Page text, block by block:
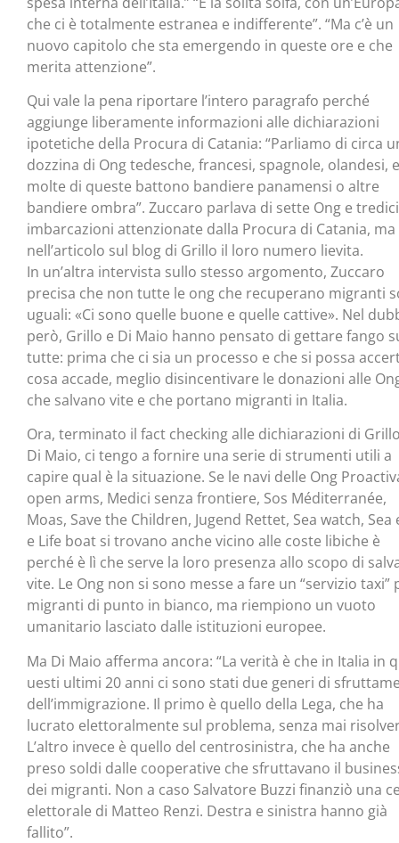
che ci è totalmente estranea e indifferente”. “Ma c’è un
nuovo capitolo che sta emergendo in queste ore e che
merita attenzione”.
Qui vale la pena riportare l’intero paragrafo perché
aggiunge liberamente informazioni alle dichiarazioni
ipotetiche della Procura di Catania: “Parliamo di circa
dozzina di Ong tedesche, francesi, spagnole, olandesi, e
molte di queste battono bandiere panamensi o altre
bandiere ombra”. Zuccaro parlava di sette Ong e tredici
imbarcazioni attenzionate dalla Procura di Catania, ma
nell’articolo sul blog di Grillo il loro numero lievita.
In un’altra intervista sullo stesso argomento, Zuccaro
precisa che non tutte le ong che recuperano migranti
uguali: «Ci sono quelle buone e quelle cattive». Nel
però, Grillo e Di Maio hanno pensato di gettare fango
tutte: prima che ci sia un processo e che si possa
cosa accade, meglio disincentivare le donazioni alle
che salvano vite e che portano migranti in Italia.
Ora, terminato il fact checking alle dichiarazioni di
Di Maio, ci tengo a fornire una serie di strumenti utili a
capire qual è la situazione. Se le navi delle Ong
open arms, Medici senza frontiere, Sos Méditerranée,
Moas, Save the Children, Jugend Rettet, Sea watch, Sea
e Life boat si trovano anche vicino alle coste libiche è
perché è lì che serve la loro presenza allo scopo di
vite. Le Ong non si sono messe a fare un “servizio taxi”
migranti di punto in bianco, ma riempiono un vuoto
umanitario lasciato dalle istituzioni europee.
Ma Di Maio afferma ancora: “La verità è che in Italia in q
uesti ultimi 20 anni ci sono stati due generi di
dell’immigrazione. Il primo è quello della Lega, che ha
lucrato elettoralmente sul problema, senza mai
L’altro invece è quello del centrosinistra, che ha anche
preso soldi dalle cooperative che sfruttavano il
dei migranti. Non a caso Salvatore Buzzi finanziò una
elettorale di Matteo Renzi. Destra e sinistra hanno già
fallito”.